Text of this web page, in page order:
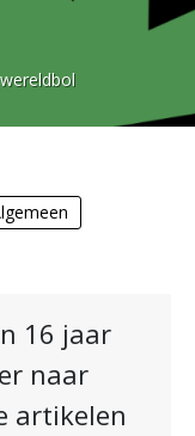
16 jaar
naar
artikelen